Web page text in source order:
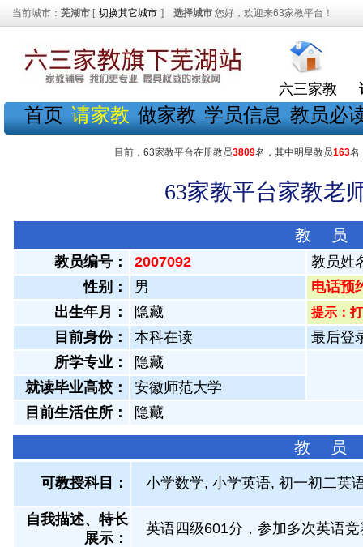
当前城市： 芜湖市 [ 切换其它城市 ] 选择城市 您好，欢迎来63家教平台！
六三家教
首页 请家教 做家教 学员信息 教员必
目前，63家教平台在册教员3809名，其中明星教员163名
63家教平台家教老
教 员
教员编号： 2007092
教员姓
性别：
男
电话预
出生年月：
隐藏 提示：
目前身份： 本科在读
最后登
所学专业：
隐藏
就读毕业高校：
安徽师范大学
目前生活住所：
隐藏
教 员
可教授科目： 小学数学, 小学英语, 初一初二英
自我描述、特长
展示 ：
英语四级601分，参加多次英语竞